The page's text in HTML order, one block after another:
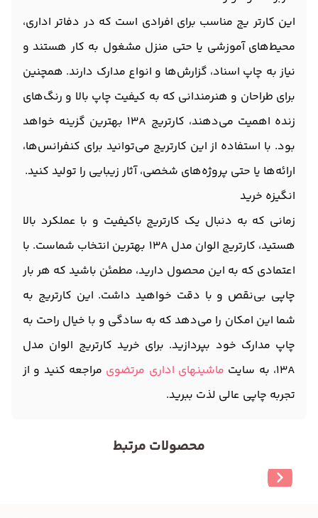
این کارتر یج مناسب برای افرادی است که در دفاتر اداری،
محیط‌های آموزشی یا حتی منزل مشغول به کار هستند و
نیاز به چاپ اسناد، گزارش‌ها و انواع مدارک دارند. همچنین
برای طراحان و هنرمندانی که به کیفیت چاپ بالا و رنگ‌های
زنده اهمیت می‌دهند، کارتریج 13A بهترین گزینه خواهد
بود. با استفاده از این کارتریج می‌توانید برای کنفرانس‌ها،
ارائه‌ها یا حتی پروژه‌های شخصی، آثار زیبایی را تولید کنید.
انگیزه خرید
زمانی که به دنبال یک کارتریج باکیفیت و با عملکرد بالا
هستید، کارتریج الوان مدل 13A بهترین انتخاب شماست. با
اعتمادی که به این محصول دارید، مطمئن باشید که هر بار
چاپی بی‌نقص و با دقت خواهید داشت. این کارتریج به
شما این امکان را می‌دهد که به سادگی و با خیال راحت به
چاپ مدارک خود بپردازید. برای خرید کارتریج الوان مدل
13A، به سایت
ماشینهای اداری مرتضوی مراجعه کنید و از
تجربه چاپی عالی لذت ببرید.
محصولات مرتبط